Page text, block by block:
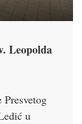
Leopolda
u